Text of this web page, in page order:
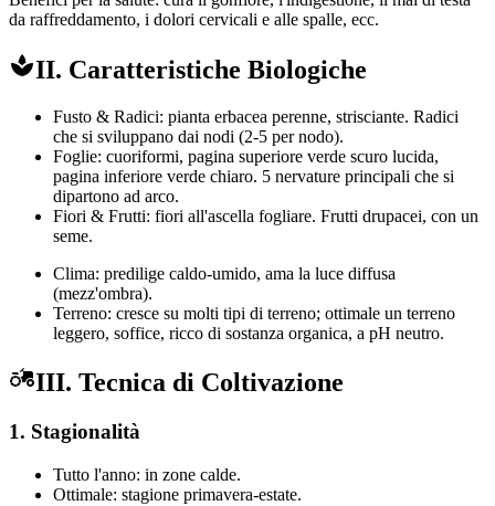
da raffreddamento, i dolori cervicali e alle spalle, ecc.
II. Caratteristiche Biologiche
Fusto & Radici: pianta erbacea perenne, strisciante. Radici
che si sviluppano dai nodi (2-5 per nodo).
Foglie: cuoriformi, pagina superiore verde scuro lucida,
pagina inferiore verde chiaro. 5 nervature principali che si
dipartono ad arco.
Fiori & Frutti: fiori all'ascella fogliare. Frutti drupacei, con un
seme.
Clima: predilige caldo-umido, ama la luce diffusa
(mezz'ombra).
Terreno: cresce su molti tipi di terreno; ottimale un terreno
leggero, soffice, ricco di sostanza organica, a pH neutro.
III. Tecnica di Coltivazione
1. Stagionalità
Tutto l'anno: in zone calde.
Ottimale: stagione primavera-estate.